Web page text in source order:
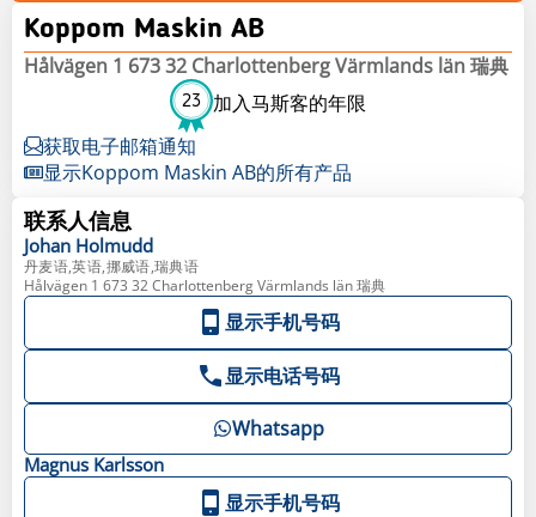
Koppom Maskin AB
Hålvägen 1 673 32 Charlottenberg Värmlands län 瑞典
23 加入马斯客的年限
获取电子邮箱通知
显示Koppom Maskin AB的所有产品
联系人信息
Johan Holmudd
丹麦语,英语,挪威语,瑞典语
Hålvägen 1 673 32 Charlottenberg Värmlands län 瑞典
显示手机号码
显示电话号码
Whatsapp
Magnus Karlsson
显示手机号码